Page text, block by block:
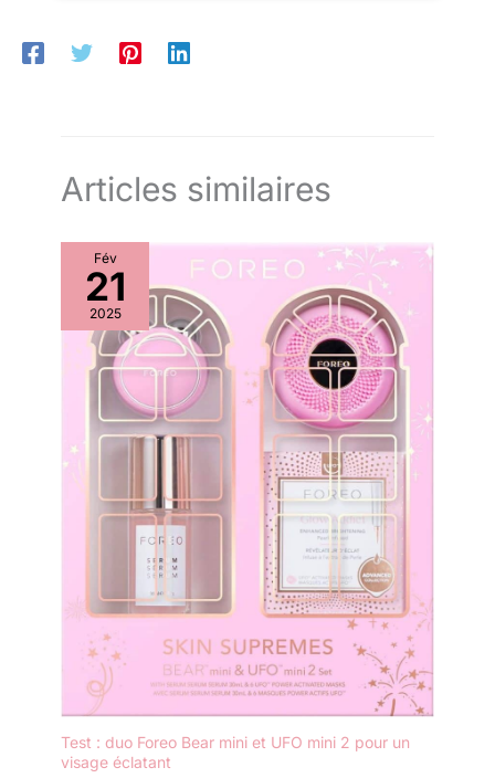
protège la peau des radicaux libres, réduit l'inflammation et a
des propriétés anti-âge apaisantes.
Articles similaires
Fév
21
2025
Test : duo Foreo Bear mini et UFO mini 2 pour un
visage éclatant